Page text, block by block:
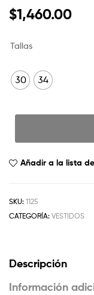
$1,460.00
Tallas
30 34
Añadir a la lista
SKU: 1125
CATEGORÍA: VESTIDOS
Descripción
Información